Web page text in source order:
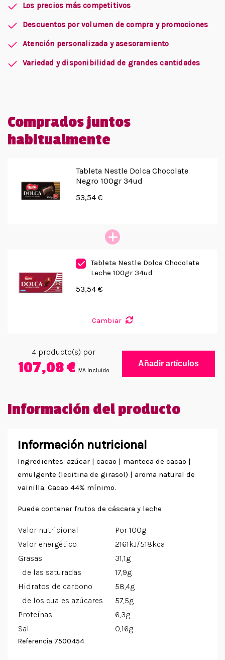
Los precios más competitivos
Descuentos por volumen de compra y promociones
Atención personalizada y asesoramiento
Variedad y disponibilidad de grandes cantidades
Comprados juntos
habitualmente
Tableta Nestle Dolca Chocolate
Negro 100gr 34ud
53,54 €
Tableta Nestle Dolca Chocolate
Leche 100gr 34ud
53,54 €
Cambiar
4producto(s) por
107,08 € IVA incluido
Añadir artículos
Información del producto
Información nutricional
Ingredientes: azúcar | cacao | manteca de cacao |
emulgente (lecitina de girasol) | aroma natural de
vainilla. Cacao 44% mínimo.
Puede contener frutos de cáscara y leche
Valor nutricional
Por 100g
Valor energético
2161kJ/518kcal
Grasas
31,1g
de las saturadas
17,9g
Hidratos de carbono
58,4g
de los cuales azúcares
57,5g
Proteínas
6,3g
Sal
0,16g
Referencia 7500454